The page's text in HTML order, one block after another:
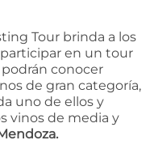
Tour brinda a los
en un tour
conocer
de gran categoría,
uno de ellos y
vinos de media y